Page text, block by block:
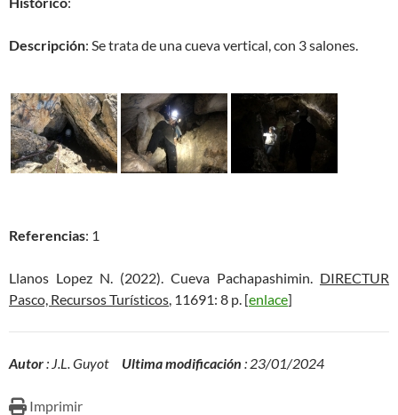
Descripción: Se trata de una cueva vertical, con 3 salones.
Referencias: 1
Llanos Lopez N. (2022). Cueva Pachapashimin. DIRECTUR
Pasco, Recursos Turísticos, 11691: 8 p. [enlace]
Autor: J.L. Guyot Ultima modificación : 23/01/2024
Imprimir